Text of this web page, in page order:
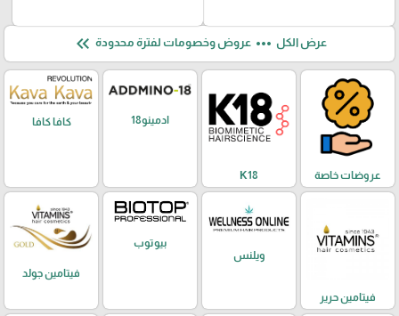
عرض الكل more_horiz عروض وخصومات لفترة محدودة keyboard_double_arrow_left
عروضات خاصة K18
ادمينو18 كافا كافا
فيتامين حرير
ويلنس
بيوتوب
فيتامين جولد